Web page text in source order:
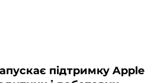
підтримку Apple